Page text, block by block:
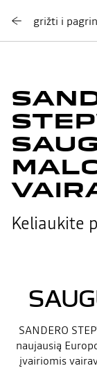
grižti i
Keliaukite
SANDERO
naujausią
įvairiomis